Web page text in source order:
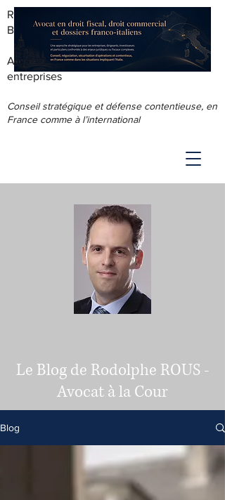
RODOLPHE ROUS - AVOCAT AU
BARREAU DE LYON
Accompagnement juridique & fiscal des
entreprises
Conseil stratégique et défense contentieuse, en
France comme à l’international
Le Blog de Rodolphe ROUS -
Avocat à la Cour
Blog